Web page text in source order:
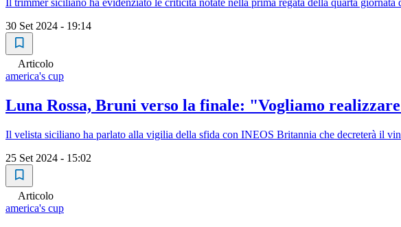
Il trimmer siciliano ha evidenziato le criticità notate nella prima regata della quarta
30 Set 2024 - 19:14
Articolo
america's cup
Luna Rossa, Bruni verso la finale: "Vogliamo
Il velista siciliano ha parlato alla vigilia della sfida con INEOS Britannia che decreterà il
25 Set 2024 - 15:02
Articolo
america's cup